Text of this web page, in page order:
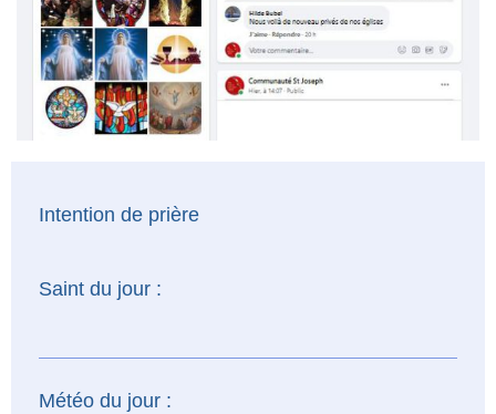
Intention de prière
Saint du jour :
Météo du jour :